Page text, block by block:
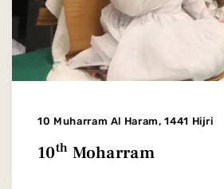
10 Muharram Al Haram, 1441 Hijri
10th Moharram